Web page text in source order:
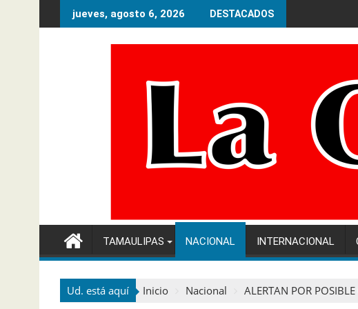
al
jueves, agosto 6, 2026 DESTACADOS
TAMAULIPAS NACIONAL INTERNACIONAL
Ud. está aquí Inicio Nacional ALERTAN POR